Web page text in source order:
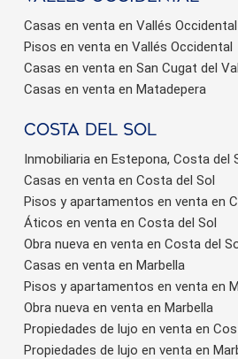
Casas en venta en Vallés Occidental
Pisos en venta en Vallés Occidental
Casas en venta en San Cugat del
Casas en venta en Matadepera
Costa del sol
Inmobiliaria en Estepona, Costa del
Casas en venta en Costa del Sol
Pisos y apartamentos en venta en
Áticos en venta en Costa del Sol
Obra nueva en venta en Costa del
Casas en venta en Marbella
Pisos y apartamentos en venta en
Obra nueva en venta en Marbella
Propiedades de lujo en venta en
Propiedades de lujo en venta en